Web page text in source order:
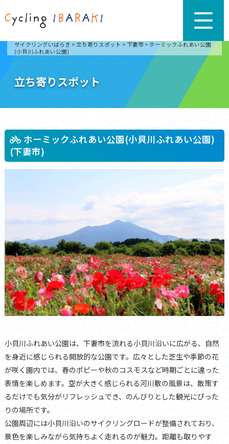
サイクリングいばらき > 立ち寄りスポット > 下妻市 > ホーミックふれあい公園
(小貝川ふれあい公園)
立ち寄りスポット
ホーミックふれあい公園(小貝川ふれあい公園)
(下妻市)
小貝川ふれあい公園は、下妻市を流れる小貝川沿いに広がる、自然
を身近に感じられる開放的な公園です。広々とした芝生や季節の花
が咲く園内では、春のポピーや秋のコスモスなど時期ごとに違った
表情を楽しめます。空が大きく感じられる河川敷の風景は、散策す
るだけでも気分がリフレッシュでき、のんびりとした観光にぴった
りの場所です。
公園周辺には小貝川沿いのサイクリングロードが整備されており、
景色を楽しみながら気持ちよく走れるのが魅力。距離も取りやす